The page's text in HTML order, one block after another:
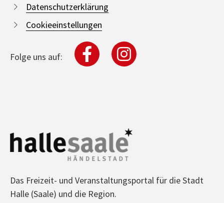
Datenschutzerklärung
Cookieeinstellungen
Folge uns auf:
Das Freizeit- und Veranstaltungsportal für die Stadt
Halle (Saale) und die Region.